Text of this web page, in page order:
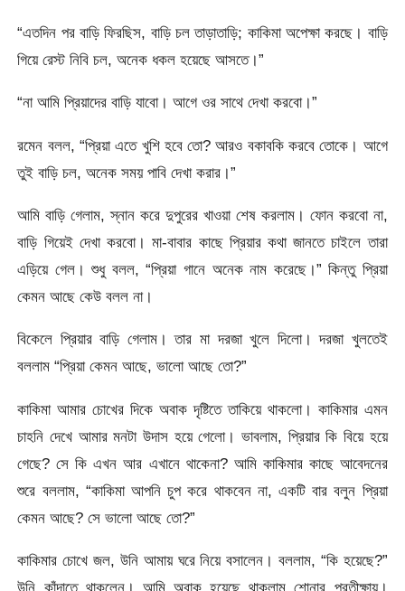
“এতদিন পর বাড়ি ফিরছিস, বাড়ি চল তাড়াতাড়ি; কাকিমা অপেক্ষা করছে। বাড়ি
গিয়ে রেস্ট নিবি চল, অনেক ধকল হয়েছে আসতে।”
“না আমি প্রিয়াদের বাড়ি যাবো। আগে ওর সাথে দেখা করবো।”
রমেন বলল, “প্রিয়া এতে খুশি হবে তো? আরও বকাবকি করবে তোকে। আগে
তুই বাড়ি চল, অনেক সময় পাবি দেখা করার।”
আমি বাড়ি গেলাম, স্নান করে দুপুরের খাওয়া শেষ করলাম। ফোন করবো না,
বাড়ি গিয়েই দেখা করবো। মা-বাবার কাছে প্রিয়ার কথা জানতে চাইলে তারা
এড়িয়ে গেল। শুধু বলল, “প্রিয়া গানে অনেক নাম করেছে।” কিন্তু প্রিয়া
কেমন আছে কেউ বলল না।
বিকেলে প্রিয়ার বাড়ি গেলাম। তার মা দরজা খুলে দিলো। দরজা খুলতেই
বললাম “প্রিয়া কেমন আছে, ভালো আছে তো?”
কাকিমা আমার চোখের দিকে অবাক দৃষ্টিতে তাকিয়ে থাকলো। কাকিমার এমন
চাহনি দেখে আমার মনটা উদাস হয়ে গেলো। ভাবলাম, প্রিয়ার কি বিয়ে হয়ে
গেছে? সে কি এখন আর এখানে থাকেনা? আমি কাকিমার কাছে আবেদনের
শুরে বললাম, “কাকিমা আপনি চুপ করে থাকবেন না, একটি বার বলুন প্রিয়া
কেমন আছে? সে ভালো আছে তো?”
কাকিমার চোখে জল, উনি আমায় ঘরে নিয়ে বসালেন। বললাম, “কি হয়েছে?”